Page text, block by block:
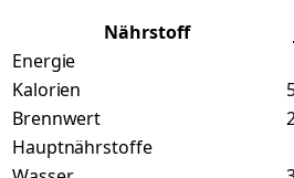
Nährstoff
Energie
Kalorien
Brennwert
Hauptnährstoffe